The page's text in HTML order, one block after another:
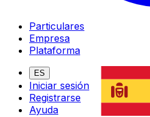
Particulares
Empresa
Plataforma
ES
Iniciar sesión
Registrarse
Ayuda